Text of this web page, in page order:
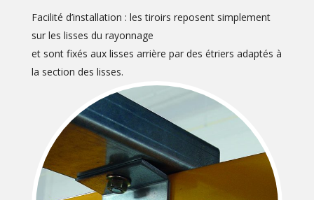
Facilité d’installation : les tiroirs reposent simplement
sur les lisses du rayonnage
et sont fixés aux lisses arrière par des étriers adaptés à
la section des lisses.